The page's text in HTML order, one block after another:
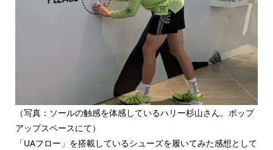
（写真：ソールの触感を体感しているハリー杉山さん。ポップ
アップスペースにて）
「UAフロー」を搭載しているシューズを履いてみた感想として